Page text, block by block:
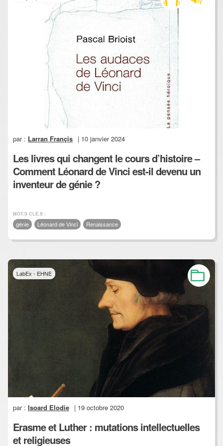
par : Larran Françis | 10 janvier 2024
Les livres qui changent le cours d’histoire –
Comment Léonard de Vinci est-il devenu un
inventeur de génie ?
MOT.S CLÉ.S :
génie Léonard de Vinci Renaissance
LabEx - EHNE
par :Isoard Elodie | 19 octobre 2020
Erasme et Luther : mutations intellectuelles
et religieuses